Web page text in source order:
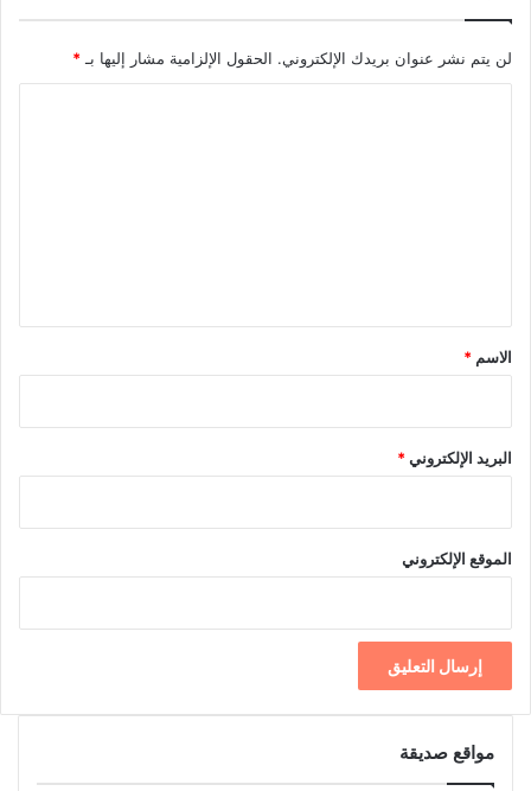
لن يتم نشر عنوان بريدك الإلكتروني. الحقول الإلزامية مشار إليها بـ *
*
الاسم *
البريد الإلكتروني*
الموقع الإلكتروني
مواقع صديقة